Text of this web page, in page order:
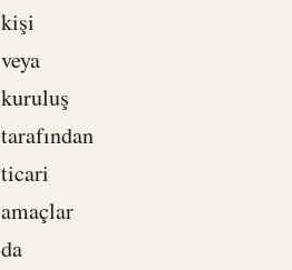
kişi
veya
kuruluş
tarafından
ticari
amaçlar
da